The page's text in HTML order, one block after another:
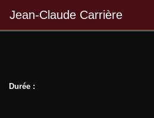
Jean-Claude Carrière
Durée :